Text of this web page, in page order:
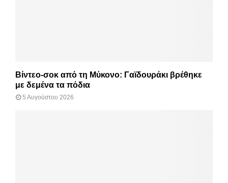
Βίντεο-σοκ από τη Μύκονο: Γαϊδουράκι βρέθηκε
με δεμένα τα πόδια
5 Αυγούστου 2026